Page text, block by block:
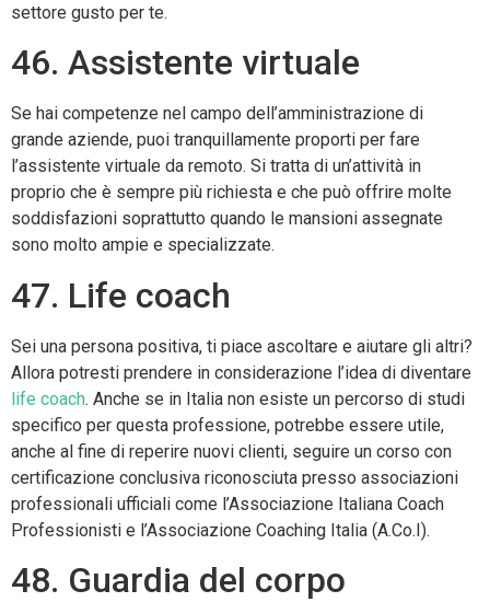
settore gusto per te.
46. Assistente virtuale
Se hai competenze nel campo dell’amministrazione di
grande aziende, puoi tranquillamente proporti per fare
l’assistente virtuale da remoto. Si tratta di un’attività in
proprio che è sempre più richiesta e che può offrire molte
soddisfazioni soprattutto quando le mansioni assegnate
sono molto ampie e specializzate.
47. Life coach
Sei una persona positiva, ti piace ascoltare e aiutare gli altri?
Allora potresti prendere in considerazione l’idea di diventare
life coach. Anche se in Italia non esiste un percorso di studi
specifico per questa professione, potrebbe essere utile,
anche al fine di reperire nuovi clienti, seguire un corso con
certificazione conclusiva riconosciuta presso associazioni
professionali ufficiali come l’Associazione Italiana Coach
Professionisti e l’Associazione Coaching Italia (A.Co.I).
48. Guardia del corpo